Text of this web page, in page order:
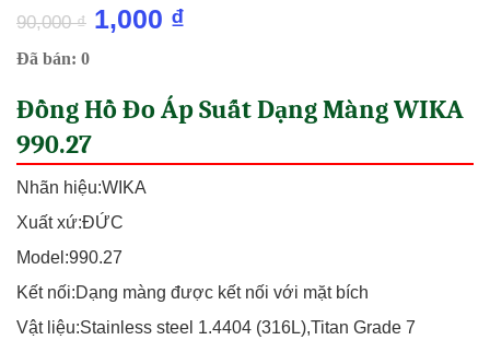
90,000₫ Giá
90,000 ₫.
1,000 ₫
là:
1,000 ₫.
Đã bán: 0
Đồng Hồ Đo Áp Suất Dạng Màng WIKA
990.27
Nhãn hiệu:WIKA
Xuất xứ:ĐỨC
Model:990.27
Kết nối:Dạng màng được kết nối với mặt bích
Vật liệu:Stainless steel 1.4404 (316L),Titan Grade 7